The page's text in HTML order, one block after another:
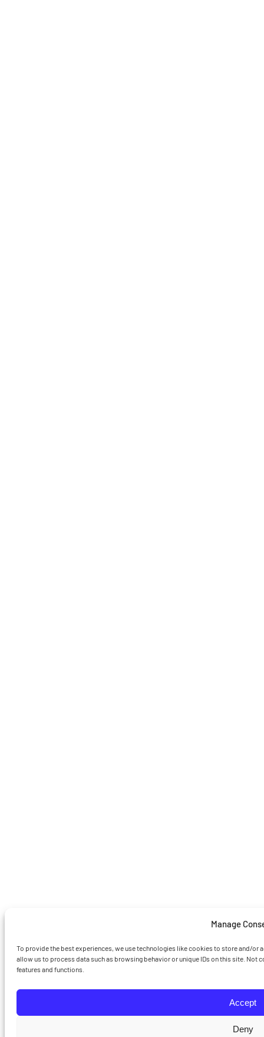
Manage
To provide the best experiences, we use technologies like cookies to store and/
allow us to process data such as browsing behavior or unique IDs on this site.
features and functions.
Accept
Deny